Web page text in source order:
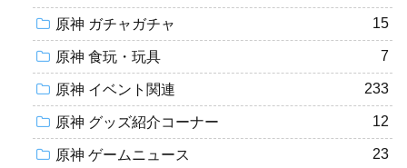
原神 ガチャガチャ 15
原神 食玩・玩具 7
原神 イベント関連 233
原神 グッズ紹介コーナー 12
原神 ゲームニュース 23